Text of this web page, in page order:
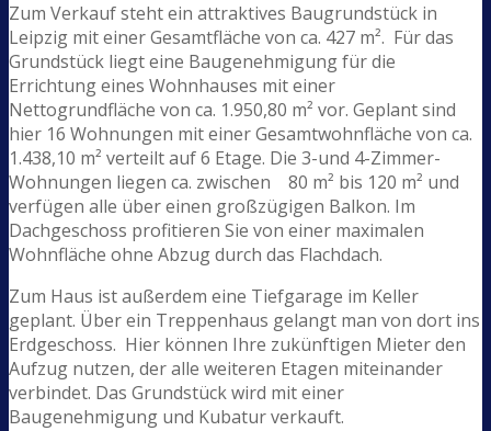
Zum Verkauf steht ein attraktives Baugrundstück in
Leipzig mit einer Gesamtfläche von ca. 427 m². Für das
Grundstück liegt eine Baugenehmigung für die
Errichtung eines Wohnhauses mit einer
Nettogrundfläche von ca. 1.950,80 m² vor. Geplant sind
hier 16 Wohnungen mit einer Gesamtwohnfläche von ca.
1.438,10 m² verteilt auf 6 Etage. Die 3-und 4-Zimmer-
Wohnungen liegen ca. zwischen 80 m² bis 120 m² und
verfügen alle über einen großzügigen Balkon. Im
Dachgeschoss profitieren Sie von einer maximalen
Wohnfläche ohne Abzug durch das Flachdach.
Zum Haus ist außerdem eine Tiefgarage im Keller
geplant. Über ein Treppenhaus gelangt man von dort ins
Erdgeschoss. Hier können Ihre zukünftigen Mieter den
Aufzug nutzen, der alle weiteren Etagen miteinander
verbindet. Das Grundstück wird mit einer
Baugenehmigung und Kubatur verkauft.